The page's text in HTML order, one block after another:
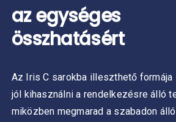
az egységes
összhatásért
Az Iris C sarokba illeszthető formája
jól kihasználni a rendelkezésre álló
miközben megmarad a szabadon álló